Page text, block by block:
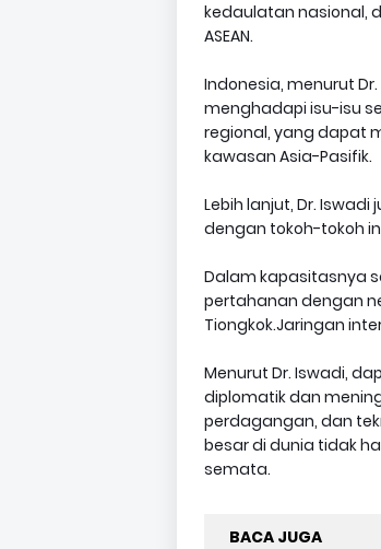
kedaulatan nasional,
ASEAN.
Indonesia, menurut
menghadapi isu-isu
regional, yang dapat
kawasan Asia-Pasifik.
Lebih lanjut, Dr.
dengan tokoh-tokoh
Dalam kapasitasnya
pertahanan dengan
Tiongkok.Jaringan
Menurut Dr. Iswadi,
diplomatik dan
perdagangan, dan
besar di dunia tidak
semata.
BACA JUGA